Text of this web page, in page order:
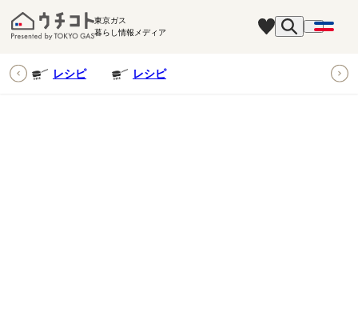
東京ガス
暮らし情報メディア
レシピ レシピ